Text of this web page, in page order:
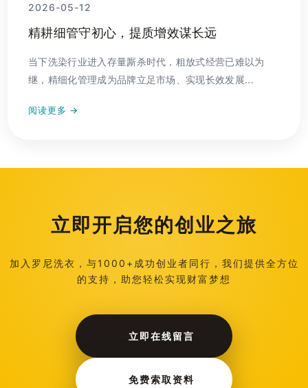
2026-05-12
精耕细管守初心，提质增效谋长远
当下洗染行业进入存量厮杀时代，粗放式经营已难以为
继，精细化管理成为品牌立足市场、实现长效发展...
阅读更多 →
立即开启您的创业之旅
加入罗尼洗衣，与1000+成功创业者同行，我们提供全方位
的支持，助您轻松实现财富梦想
立即在线留言
免费索取资料